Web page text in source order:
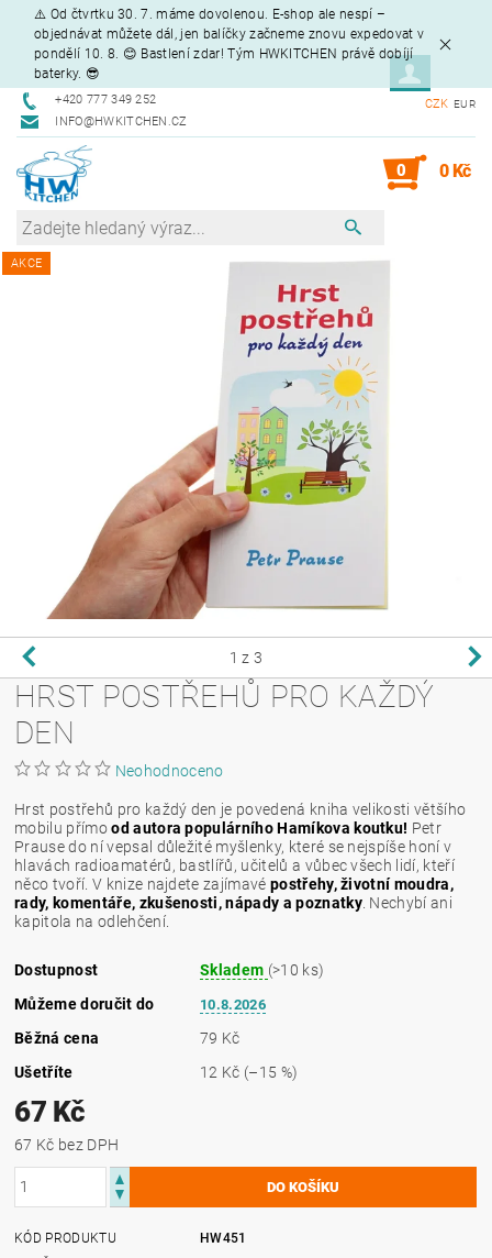
⚠️ Od čtvrtku 30. 7. máme dovolenou. E-shop ale nespí –
objednávat můžete dál, jen balíčky začneme znovu expedovat v
pondělí 10. 8. 😊 Bastlení zdar! Tým HWKITCHEN právě dobíjí
baterky. 😎
+420 777 349 252
INFO@HWKITCHEN.CZ
CZK EUR
0 0 Kč
AKCE
1 z 3
HRST POSTŘEHŮ PRO KAŽDÝ
DEN
Neohodnoceno
Hrst postřehů pro každý den je povedená kniha velikosti většího
mobilu přímood autora populárního Hamíkova koutku! Petr
Prause do ní vepsal důležité myšlenky, které se nejspíše honí v
hlavách radioamatérů, bastlířů, učitelů a vůbec všech lidí, kteří
něco tvoří. V knize najdete zajímavé postřehy, životní moudra,
rady, komentáře, zkušenosti, nápady a poznatky. Nechybí ani
kapitola na odlehčení.
Dostupnost Skladem (>10 ks)
Můžeme doručit do
10.8.2026
Běžná cena
79 Kč
Ušetříte
12 Kč (–15 %)
67 Kč
67 Kč bez DPH
KÓD PRODUKTU
HW451